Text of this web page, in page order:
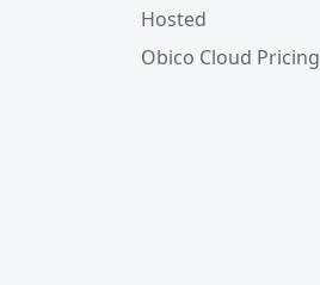
Hosted
Obico Cloud Pricing